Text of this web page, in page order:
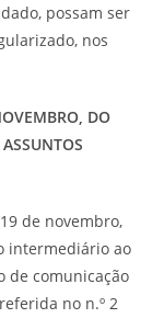
possam ser
nos
DO
de novembro,
intermediário ao
de comunicação
no n.º 2